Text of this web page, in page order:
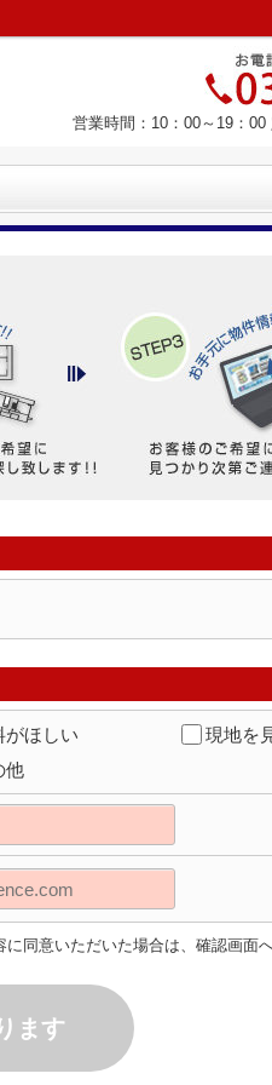
営業時間：10：00～19：
がほしい
現地を
他
同意いただいた場合は、確認画面
ます